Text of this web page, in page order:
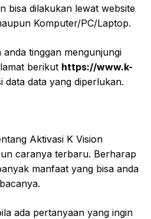
bisa dilakukan lewat website
Komputer/PC/Laptop.
tinggan mengunjungi
berikut https://www.k-
data data yang diperlukan.
Aktivasi K Vision
caranya terbaru. Berharap
manfaat yang bisa anda
ada pertanyaan yang ingin